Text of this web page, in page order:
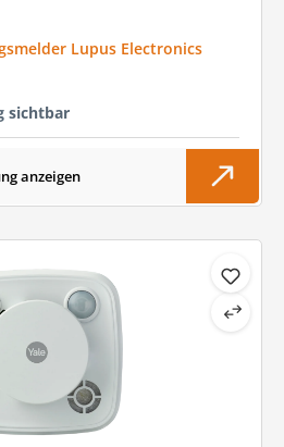
Lupus Electronics
sichtbar
anzeigen